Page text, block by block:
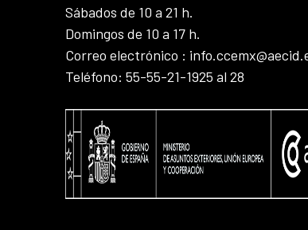
Sábados de 10 a 21 h.
Domingos de 10 a 17 h.
Correo electrónico :
Teléfono: 55-55-21-1925 al 28